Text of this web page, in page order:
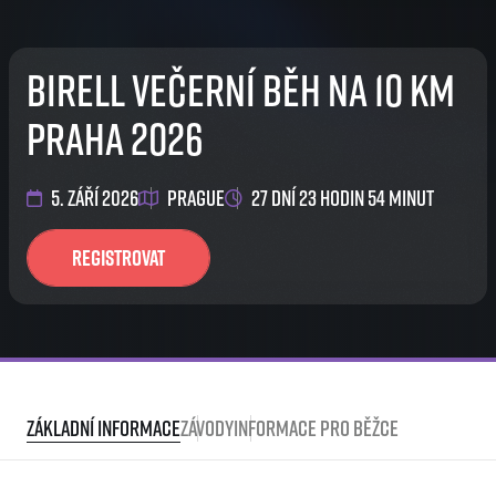
Birell Večerní běh na 10 km
Praha 2026
5. září 2026 Prague 27 dní 23 hodin 54 minut
Registrovat
Základní informaceZávodyInformace pro běžce